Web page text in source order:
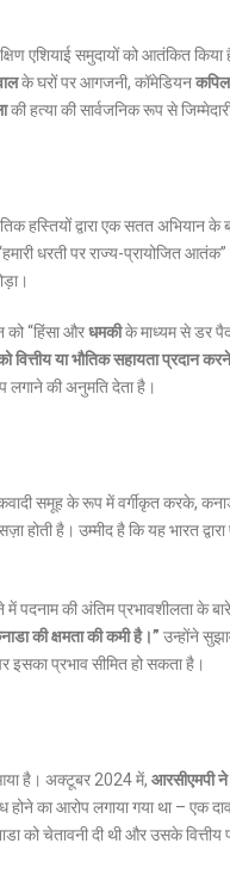
एशियाई समुदायों को आतंकित किया
के घरों पर आगजनी, कॉमेडियनकपिल
की हत्या की सार्वजनिक रूप से
हस्तियों द्वारा एक सतत अभियान के
धरती पर राज्य-प्रायोजित
को “हिंसा औरधमकीके माध्यम से डर
वित्तीय या भौतिक सहायता प्रदान
लगाने की अनुमति देता है।
समूह के रूप में वर्गीकृत करके,
है। उम्मीद है कि यह भारत
में पदनाम की अंतिम प्रभावशीलता
की क्षमता की कमी है।” उन्होंने
इसका प्रभाव सीमित हो सकता है।
है। अक्टूबर 2024 में, आरसीएमपी ने
का आरोप लगाया गया था – एक
को चेतावनी दी थी और उसके